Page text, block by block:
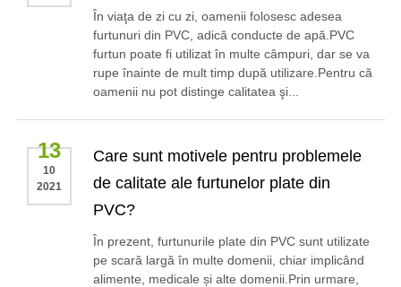
HU
În viaţa de zi cu zi, oamenii folosesc adesea
furtunuri din PVC, adică conducte de apă.PVC
furtun poate fi utilizat în multe câmpuri, dar se va
rupe înainte de mult timp după utilizare.Pentru că
oamenii nu pot distinge calitatea şi...
13
10
2021
Care sunt motivele pentru problemele
de calitate ale furtunelor plate din
PVC?
În prezent, furtunurile plate din PVC sunt utilizate
pe scară largă în multe domenii, chiar implicând
alimente, medicale și alte domenii.Prin urmare,